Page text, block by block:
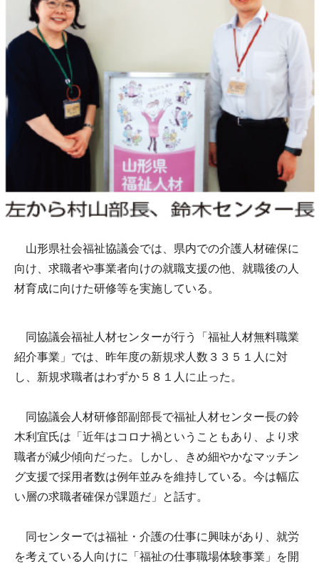
山形県社会福祉協議会では、県内での介護人材確保に
向け、求職者や事業者向けの就職支援の他、就職後の人
材育成に向けた研修等を実施している。
同協議会福祉人材センターが行う「福祉人材無料職業
紹介事業」では、昨年度の新規求人数３３５１人に対
し、新規求職者はわずか５８１人に止った。
同協議会人材研修部副部長で福祉人材センター長の鈴
木利宜氏は「近年はコロナ禍ということもあり、より求
職者が減少傾向だった。しかし、きめ細やかなマッチン
グ支援で採用者数は例年並みを維持している。今は幅広
い層の求職者確保が課題だ」と話す。
同センターでは福祉・介護の仕事に興味があり、就労
を考えている人向けに「福祉の仕事職場体験事業」を開